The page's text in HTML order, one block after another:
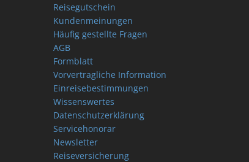
Reisegutschein
Kundenmeinungen
Häufig gestellte Fragen
AGB
Formblatt
Vorvertragliche Information
Einreisebestimmungen
Wissenswertes
Datenschutzerklärung
Servicehonorar
Newsletter
Reiseversicherung